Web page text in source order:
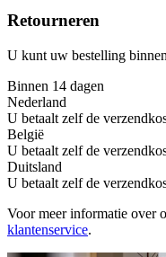
Retourneren
U kunt uw bestelling
Binnen 14 dagen
Nederland
U betaalt zelf de
België
U betaalt zelf de
Duitsland
U betaalt zelf de
Voor meer informatie over
klantenservice.